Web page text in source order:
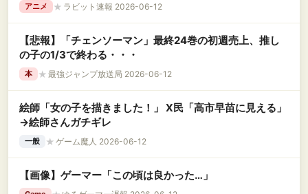
アニメ ★ ラビット速報 2026-06-12
【悲報】「チェンソーマン」最終24巻の初週売上、推し
の子の1/3で終わる・・・
本 ★ 最強ジャンプ放送局 2026-06-12
絵師「女の子を描きました！」 X民「高市早苗に見える」
→絵師さんガチギレ
一般 ★ ゲーム魔人 2026-06-12
【画像】ゲーマー「この頃は良かった…」